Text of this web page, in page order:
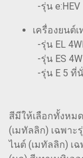
-รุ่น e:HEV
เครื่องยนต์
-รุ่น EL
-รุ่น ES
-รุ่น E 5 ที่นั่
สีมีให้เลือกทั้งหม
(เมทัลลิก) เฉพาะ
ไนต์ (เมทัลลิก) เ